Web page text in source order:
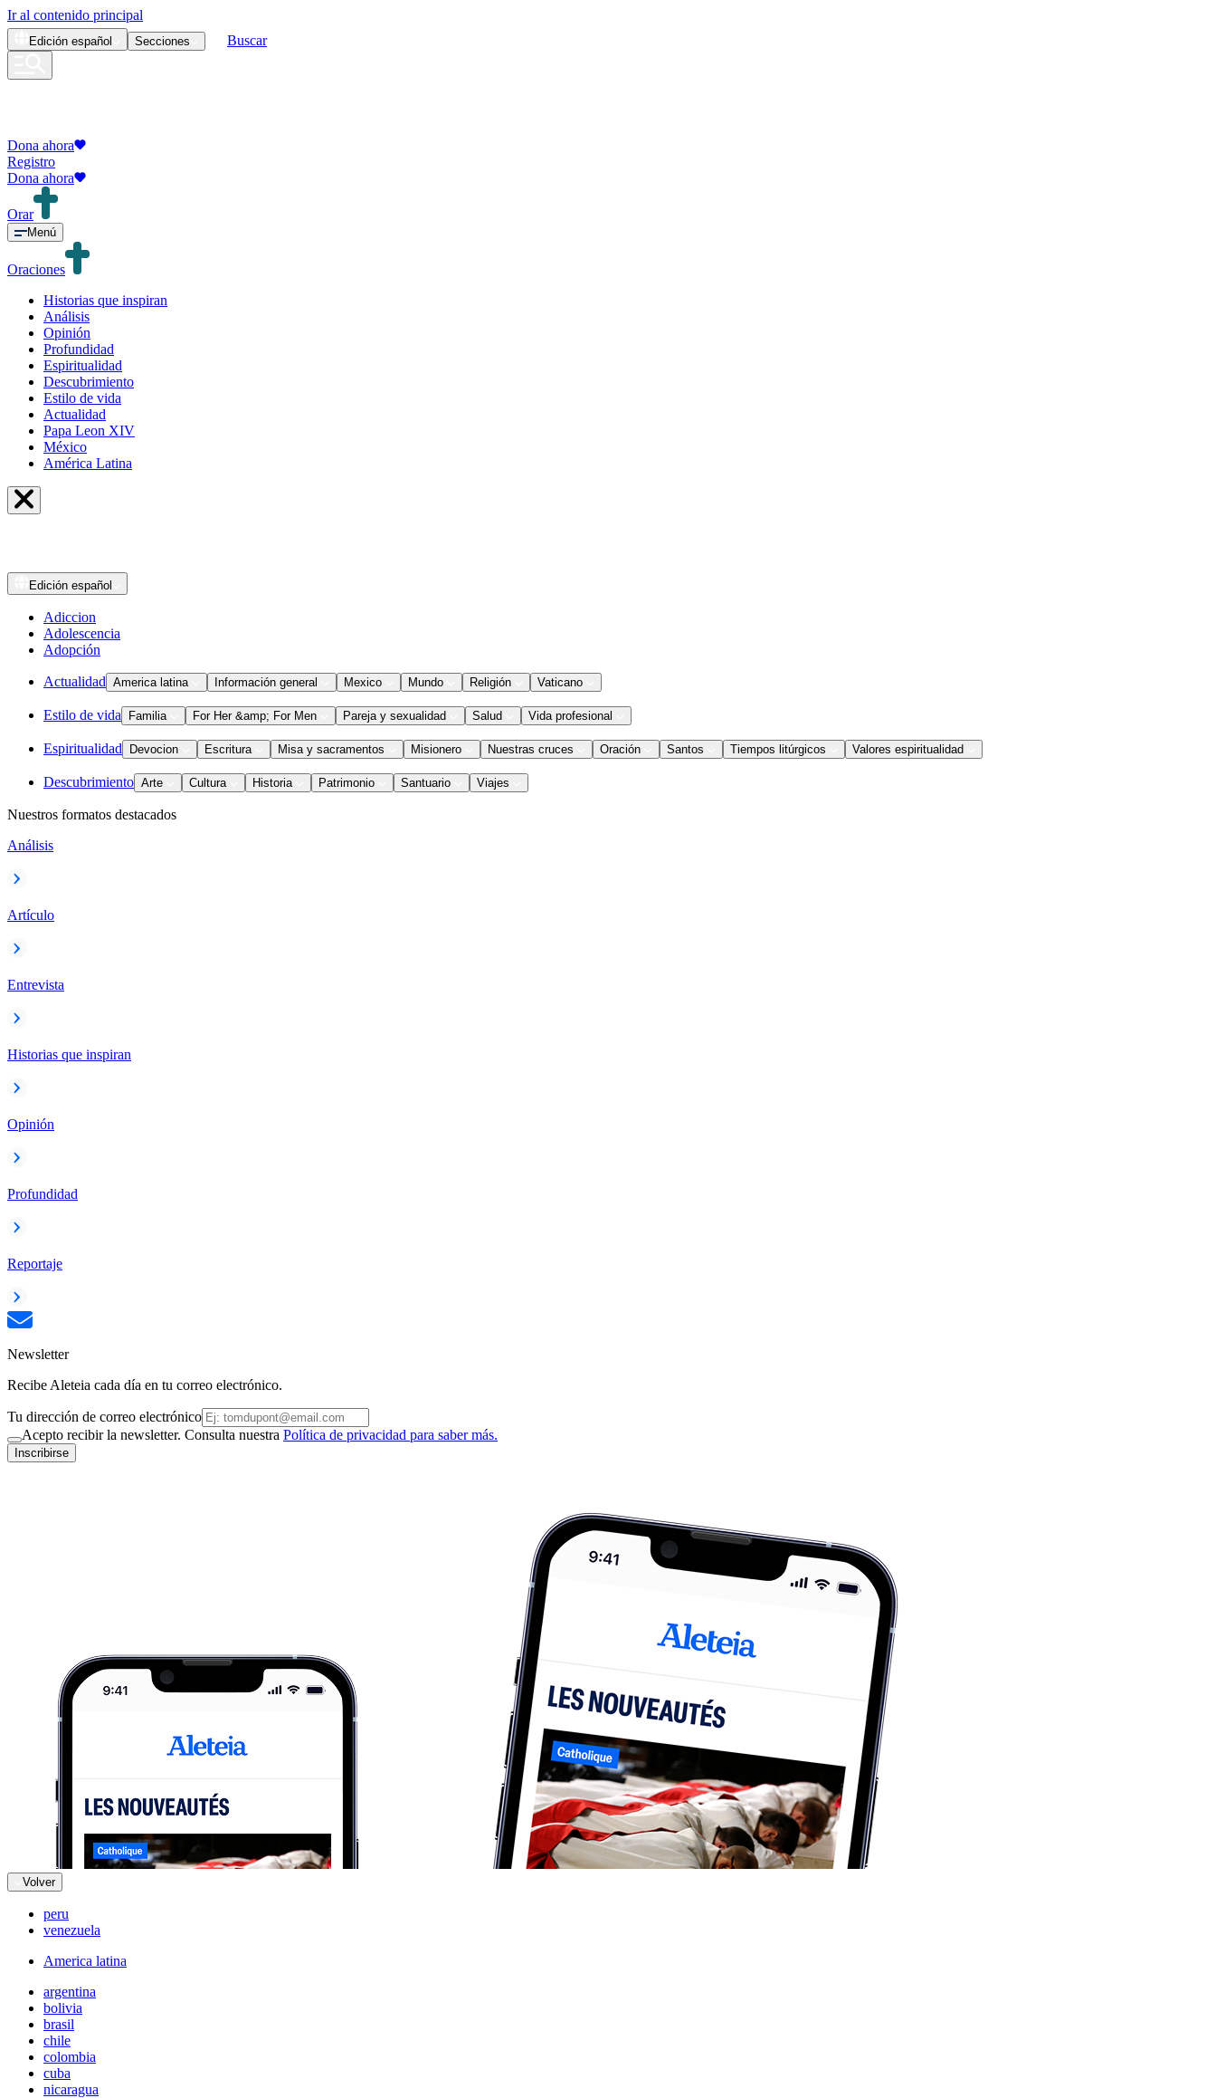
Ir al contenido principal
Edición español Secciones Buscar
Dona ahora
Registro
Dona ahora
Orar
Menú
Oraciones
Historias que inspiran
Análisis
Opinión
Profundidad
Espiritualidad
Descubrimiento
Estilo de vida
Actualidad
Papa Leon XIV
México
América Latina
Edición español
Adiccion
Adolescencia
Adopción
Actualidad America latina Información general Mexico Mundo Religión Vaticano
Estilo de vida Familia For Her &amp; For Men Pareja y sexualidad Salud Vida profesional
Espiritualidad Devocion Escritura Misa y sacramentos Misionero Nuestras cruces Oración Santos Tiempos litúrgicos Valores espiritualidad
Descubrimiento Arte Cultura Historia Patrimonio Santuario Viajes
Nuestros formatos destacados
Análisis
Artículo
Entrevista
Historias que inspiran
Opinión
Profundidad
Reportaje
Newsletter
Recibe Aleteia cada día en tu correo electrónico.
Tu dirección de correo electrónico
Acepto recibir la newsletter. Consulta nuestra Política de privacidad para saber más.
Inscribirse
Volver
peru
venezuela
America latina
argentina
bolivia
brasil
chile
colombia
cuba
nicaragua